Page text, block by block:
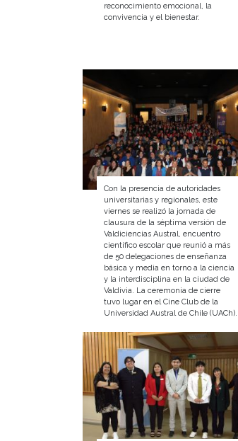
reconocimiento emocional, la
convivencia y el bienestar.
Con la presencia de autoridades
universitarias y regionales, este
viernes se realizó la jornada de
clausura de la séptima versión de
Valdiciencias Austral, encuentro
científico escolar que reunió a más
de 50 delegaciones de enseñanza
básica y media en torno a la ciencia
y la interdisciplina en la ciudad de
Valdivia. La ceremonia de cierre
tuvo lugar en el Cine Club de la
Universidad Austral de Chile (UACh).